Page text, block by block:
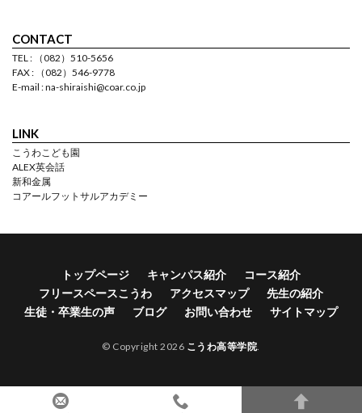
CONTACT
TEL : （082）510-5656
FAX : （082）546-9778
E-mail : na-shiraishi@coar.co.jp
LINK
こうわこども園
ALEX英会話
新和金属
コアールフットサルアカデミー
トップページ キャンパス紹介
コース紹介
フリースペースこうわ
アクセスマップ
先生の紹介
生徒・卒業生の声
ブログ お問い合わせ サイトマップ
© Copyright 2026 こうわ高等学院.